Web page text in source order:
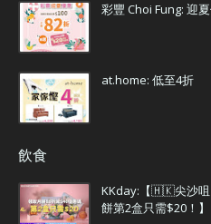
彩豐 Choi Fung: 迎
at.home: 低至4折
飲食
KKday:【🇭🇰尖沙咀
餅第2盒只需$20！】